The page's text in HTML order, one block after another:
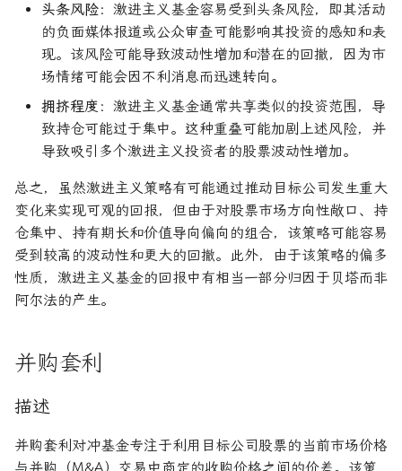
头条风险：激进主义基金容易受到头条风险，即其活动
的负面媒体报道或公众审查可能影响其投资的感知和表
现。该风险可能导致波动性增加和潜在的回撤，因为市
场情绪可能会因不利消息而迅速转向。
拥挤程度 ：激进主义基金通常共享类似的投资范围，导
致持仓可能过于集中。这种重叠可能加剧上述风险，并
导致吸引多个激进主义投资者的股票波动性增加。
总之，虽然激进主义策略有可能通过推动目标公司发生重大
变化来实现可观的回报，但由于对股票市场方向性敞口、持
仓集中、持有期长和价值导向偏向的组合，该策略可能容易
受到较高的波动性和更大的回撤。此外，由于该策略的偏多
性质，激进主义基金的回报中有相当一部分归因于贝塔而非
阿尔法的产生。
并购套利
描述
并购套利对冲基金专注于利用目标公司股票的当前市场价格